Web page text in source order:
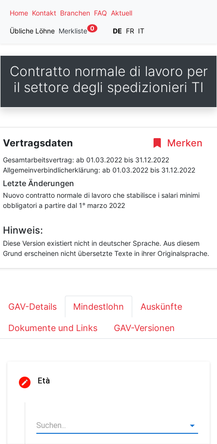
Home Kontakt Branchen FAQ Aktuell
Übliche Löhne Merkliste 0 DE FR IT
Contratto normale di lavoro per
il settore degli spedizionieri TI
Merken
Vertragsdaten
Gesamtarbeitsvertrag: ab 01.03.2022 bis 31.12.2022
Allgemeinverbindlicherklärung: ab 01.03.2022 bis 31.12.2022
Letzte Änderungen
Nuovo contratto normale di lavoro che stabilisce i salari minimi
obbligatori a partire dal 1° marzo 2022
Hinweis:
Diese Version existiert nicht in deutscher Sprache. Aus diesem
Grund erscheinen nicht übersetzte Texte in ihrer Originalsprache.
GAV-Details Mindestlohn Auskünfte
Dokumente und Links GAV-Versionen
Età